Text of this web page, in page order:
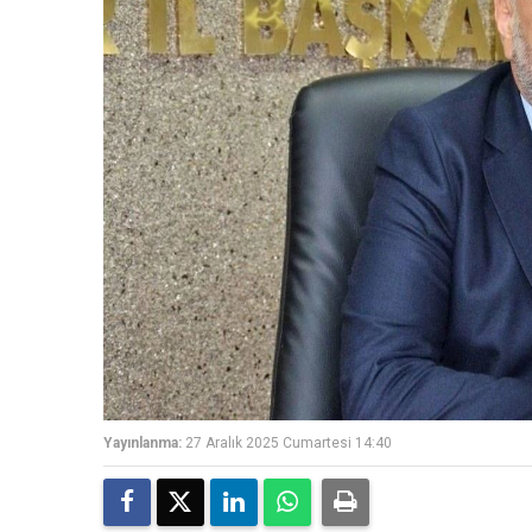
Yayınlanma: 27 Aralık 2025 Cumartesi 14:40